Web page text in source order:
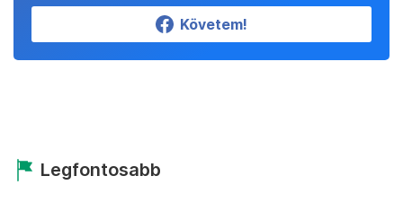
Követem!
Legfontosabb